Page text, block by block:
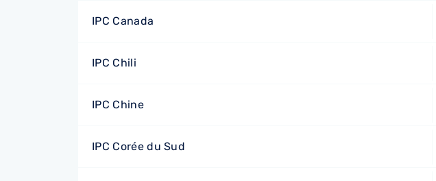
IPC Canada
IPC Chili
IPC Chine
IPC Corée du Sud